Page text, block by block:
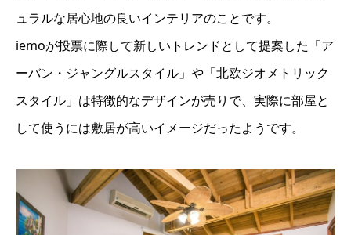
ュラルな居心地の良いインテリアのことです。
iemoが投票に際して新しいトレンドとして提案した「ア
ーバン・ジャングルスタイル」や「北欧ジオメトリック
スタイル」は特徴的なデザインが売りで、実際に部屋と
して使うには敷居が高いイメージだったようです。